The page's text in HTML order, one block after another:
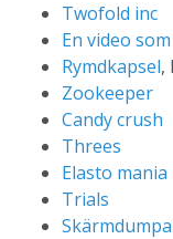
Twofold inc
En video
Rymdkapsel,
Zookeeper
Candy crush
Threes
Elasto mania
Trials